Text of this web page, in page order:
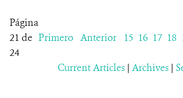
Página
21 de
24
Primero Anterior 15 16 17 18
Current Articles | Archives |